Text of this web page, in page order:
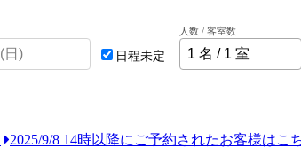
日程未定
人数 / 客室数
2025/9/8 14時以降にご予約されたお客様はこ